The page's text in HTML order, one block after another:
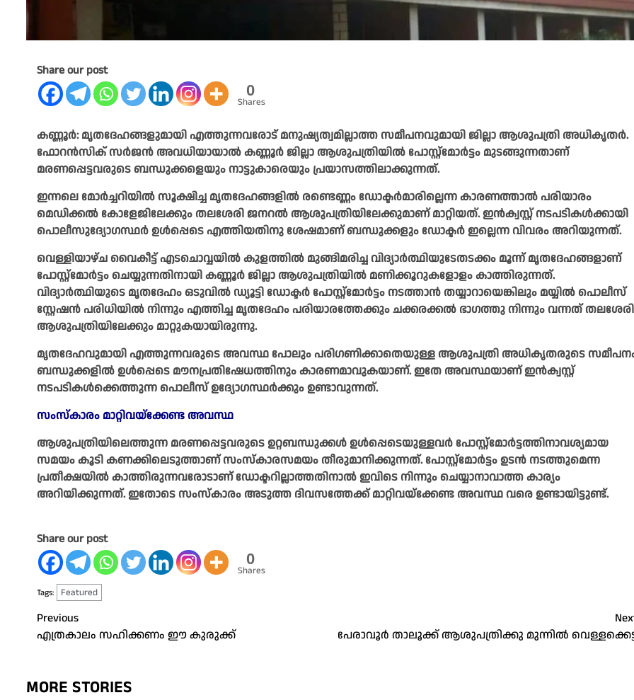
Share our post
0
Shares
കണ്ണൂർ: മൃതദേഹങ്ങളുമായി എത്തുന്നവരോട് മനുഷ്യത്വമില്ലാത്ത സമീപനവുമായി ജില്ലാ ആശുപത്രി അധികൃതർ.
ഫോറൻസിക് സർജൻ അവധിയായാൽ കണ്ണൂർ ജില്ലാ ആശുപത്രിയിൽ പോസ്റ്റ്‌മോർട്ടം മുടങ്ങുന്നതാണ്
മരണപ്പെട്ടവരുടെ ബന്ധുക്കളെയും നാട്ടുകാരെയും പ്രയാസത്തിലാക്കുന്നത്.
ഇന്നലെ മോർച്ചറിയിൽ സൂക്ഷിച്ച മൃതദേഹങ്ങളിൽ രണ്ടെണ്ണം ഡോക്ടർമാരില്ലെന്ന കാരണത്താൽ പരിയാരം
മെഡിക്കൽ കോളേജിലേക്കും തലശേരി ജനറൽ ആശുപത്രിയിലേക്കുമാണ് മാറ്റിയത്. ഇൻക്വസ്റ്റ് നടപടികൾക്കായി
പൊലീസുദ്യോഗസ്ഥർ ഉൾപ്പെടെ എത്തിയതിനു ശേഷമാണ് ബന്ധുക്കളും ഡോക്ടർ ഇല്ലെന്ന വിവരം അറിയുന്നത്.
വെള്ളിയാഴ്ച വൈകീട്ട് എടചൊവ്വയിൽ കുളത്തിൽ മുങ്ങിമരിച്ച വിദ്യാർത്ഥിയുടേതടക്കം മൂന്ന് മൃതദേഹങ്ങളാണ്
പോസ്റ്റ്‌മോർട്ടം ചെയ്യുന്നതിനായി കണ്ണൂർ ജില്ലാ ആശുപത്രിയിൽ മണിക്കൂറുകളോളം കാത്തിരുന്നത്.
വിദ്യാർത്ഥിയുടെ മൃതദേഹം ഒടുവിൽ ഡ്യൂട്ടി ഡോക്ടർ പോസ്റ്റ്‌മോർട്ടം നടത്താൻ തയ്യാറായെങ്കിലും മയ്യിൽ പൊലീസ്
സ്റ്റേഷൻ പരിധിയിൽ നിന്നും എത്തിച്ച മൃതദേഹം പരിയാരത്തേക്കും ചക്കരക്കൽ ഭാഗത്തു നിന്നും വന്നത് തലശേരി
ആശുപത്രിയിലേക്കും മാറ്റുകയായിരുന്നു.
മൃതദേഹവുമായി എത്തുന്നവരുടെ അവസ്ഥ പോലും പരിഗണിക്കാതെയുള്ള ആശുപത്രി അധികൃതരുടെ
ബന്ധുക്കളിൽ ഉൾപ്പെടെ മൗനപ്രതിഷേധത്തിനും കാരണമാവുകയാണ്. ഇതേ അവസ്ഥയാണ് ഇൻക്വസ്റ്റ്
നടപടികൾക്കെത്തുന്ന പൊലീസ് ഉദ്യോഗസ്ഥർക്കും ഉണ്ടാവുന്നത്.
സംസ്കാരം മാറ്റിവയ്ക്കേണ്ട അവസ്ഥ
ആശുപത്രിയിലെത്തുന്ന മരണപ്പെട്ടവരുടെ ഉറ്റബന്ധുക്കൾ ഉൾപ്പെടെയുള്ളവർ പോസ്റ്റ്‌മോർട്ടത്തിനാവശ്യമായ
സമയം കൂടി കണക്കിലെടുത്താണ് സംസ്‌കാരസമയം തീരുമാനിക്കുന്നത്. പോസ്റ്റ്‌മോർട്ടം ഉടൻ നടത്തുമെന്ന
പ്രതീക്ഷയിൽ കാത്തിരുന്നവരോടാണ് ഡോക്ടറില്ലാത്തതിനാൽ ഇവിടെ നിന്നും ചെയ്യാനാവാത്ത കാര്യം
അറിയിക്കുന്നത്. ഇതോടെ സംസ്‌കാരം അടുത്ത ദിവസത്തേക്ക് മാറ്റിവയ്ക്കേണ്ട അവസ്ഥ വരെ ഉണ്ടായിട്ടുണ്ട്.
Share our post
0
Shares
Tags: Featured
Post
navigation
Previous
എത്രകാലം സഹിക്കണം ഈ കുരുക്ക്
പേരാവൂർ താലൂക്ക് ആശുപത്രിക്കു മുന്നിൽ
MORE STORIES